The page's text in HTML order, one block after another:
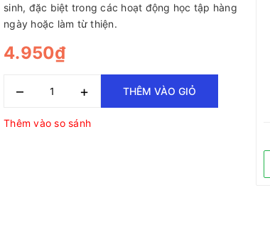
sinh, đặc biệt trong các hoạt động học tập hàng
ngày hoặc làm từ thiện.
4.950₫
– + THÊM VÀO GIỎ
Thêm vào so sánh